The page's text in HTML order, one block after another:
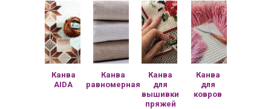
Канва
равномерная
Канва
для
вышивки
пряжей
Канва
AIDA
Канва
для
ковров